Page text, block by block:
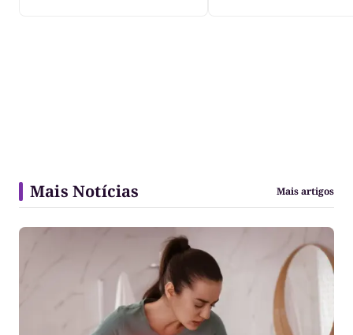
Mais Notícias Mais artigos